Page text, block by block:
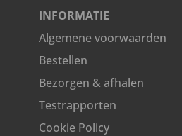
INFORMATIE
Algemene voorwaarden
Bestellen
Bezorgen & afhalen
Testrapporten
Cookie Policy